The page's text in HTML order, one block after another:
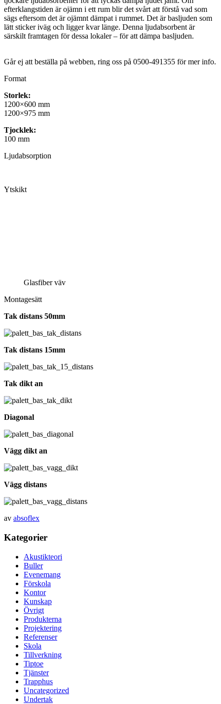
efterklangstiden är ojämn i ett rum blir det svårt att förstå vad som
sägs eftersom det är ojämnt dämpat i rummet. Det är basljuden som
lätt sticker iväg och ligger kvar länge. Denna ljudabsorbent är
särskilt framtagen för dessa lokaler – för att dämpa basljuden.
Går ej att beställa på webben, ring oss på 0500-491355 för mer info.
Format
Storlek:
1200×600 mm
1200×975 mm
Tjocklek:
100 mm
Ljudabsorption
Ytskikt
Glasfiber väv
Montagesätt
Tak distans 50mm
Tak distans 15mm
Tak dikt an
Diagonal
Vägg dikt an
Vägg distans
av absoflex
Kategorier
Akustikteori
Buller
Evenemang
Förskola
Kontor
Kunskap
Övrigt
Produkterna
Projektering
Referenser
Skola
Tillverkning
Tiptoe
Tjänster
Trapphus
Uncategorized
Undertak